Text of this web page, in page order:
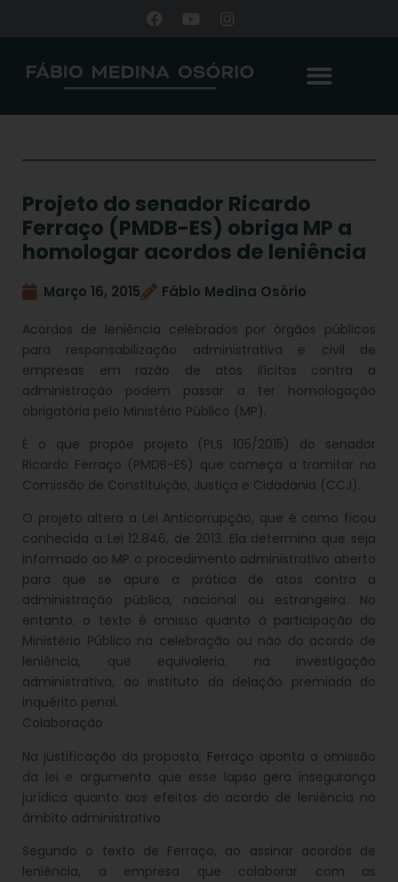
Projeto do senador Ricardo
Ferraço (PMDB-ES) obriga MP a
homologar acordos de leniência
Março 16, 2015 Fábio Medina Osório
Acordos de leniência celebrados por órgãos públicos
para responsabilização administrativa e civil de
empresas em razão de atos ilícitos contra a
administração podem passar a ter homologação
obrigatória pelo Ministério Público (MP).
É o que propõe projeto (PLS 105/2015) do senador
Ricardo Ferraço (PMDB-ES) que começa a tramitar na
Comissão de Constituição, Justiça e Cidadania (CCJ).
O projeto altera a Lei Anticorrupção, que é como ficou
conhecida a Lei 12.846, de 2013. Ela determina que seja
informado ao MP o procedimento administrativo aberto
para que se apure a prática de atos contra a
administração pública, nacional ou estrangeira. No
entanto, o texto é omisso quanto à participação do
Ministério Público na celebração ou não do acordo de
leniência, que equivaleria, na investigação
administrativa, ao instituto da delação premiada do
inquérito penal.
Colaboração
Na justificação da proposta, Ferraço aponta a omissão
da lei e argumenta que esse lapso gera insegurança
jurídica quanto aos efeitos do acordo de leniência no
âmbito administrativo.
Segundo o texto de Ferraço, ao assinar acordos de
leniência, a empresa que colaborar com as